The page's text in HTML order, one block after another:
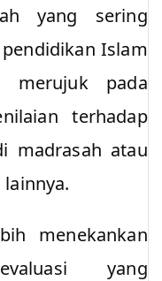
yang sering
Islam
merujuk pada
terhadap
madrasah atau
menekankan
yang